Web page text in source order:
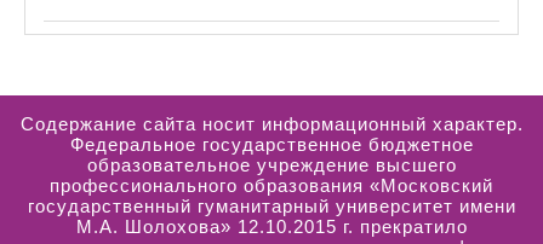
Содержание сайта носит информационный характер.
Федеральное государственное бюджетное
образовательное учреждение высшего
профессионального образования «Московский
государственный гуманитарный университет имени
М.А. Шолохова» 12.10.2015 г. прекратило